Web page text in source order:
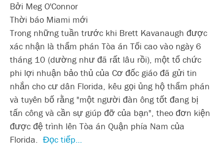
Bởi Meg O'Connor
Thời báo Miami mới
Trong những tuần trước khi Brett Kavanaugh được
xác nhận là thẩm phán Tòa án Tối cao vào ngày 6
tháng 10 (dường như đã rất lâu rồi), một tổ chức
phi lợi nhuận bảo thủ của Cơ đốc giáo đã gửi tin
nhắn cho cư dân Florida, kêu gọi ủng hộ thẩm phán
và tuyên bố rằng "một người đàn ông tốt đang bị
tấn công và cần sự giúp đỡ của bạn", theo đơn kiện
được đệ trình lên Tòa án Quận phía Nam của
Florida. Đọc tiếp…